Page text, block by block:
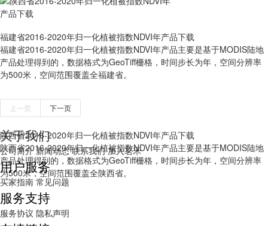
福建省2016-2020年归一化植被指数NDVI年产品下载
福建省2016-2020年归一化植被指数NDVI年产品主要是基于MODIS陆地
产品处理得到的，数据格式为GeoTiff栅格，时间步长为年，空间分辨率
为500米，空间范围覆盖全福建省。
陕西省2016-2020年归一化植被指数NDVI年产品下载
陕西省2016-2020年归一化植被指数NDVI年产品主要是基于MODIS陆地
产品处理得到的，数据格式为GeoTiff栅格，时间步长为年，空间分辨率
为500米，空间范围覆盖全陕西省。
上一页 下一页
关于我们
公司简介 新闻动态 联系我们 加入茗禾
用户服务
买家指南 常见问题
服务支持
服务协议 隐私声明